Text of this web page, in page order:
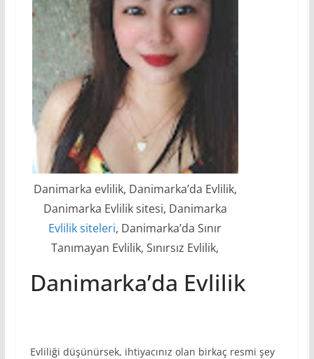
Danimarka evlilik, Danimarka’da Evlilik,
Danimarka Evlilik sitesi, Danimarka
Evlilik siteleri, Danimarka’da Sınır
Tanımayan Evlilik, Sınırsız Evlilik,
Danimarka’da Evlilik
Evliliği düşünürsek, ihtiyacınız olan birkaç resmi şey